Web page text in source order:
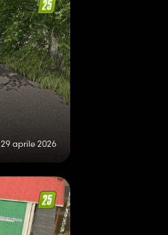
29 aprile 2026